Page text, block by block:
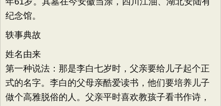
纪念馆。
轶事典故
姓名由来
第一种说法：那是李白七岁时，父亲要给儿子起个正
式的名字。李白的父母亲酷爱读书，他们要培养儿子
做个高雅脱俗的人。父亲平时喜欢教孩子看书作诗，